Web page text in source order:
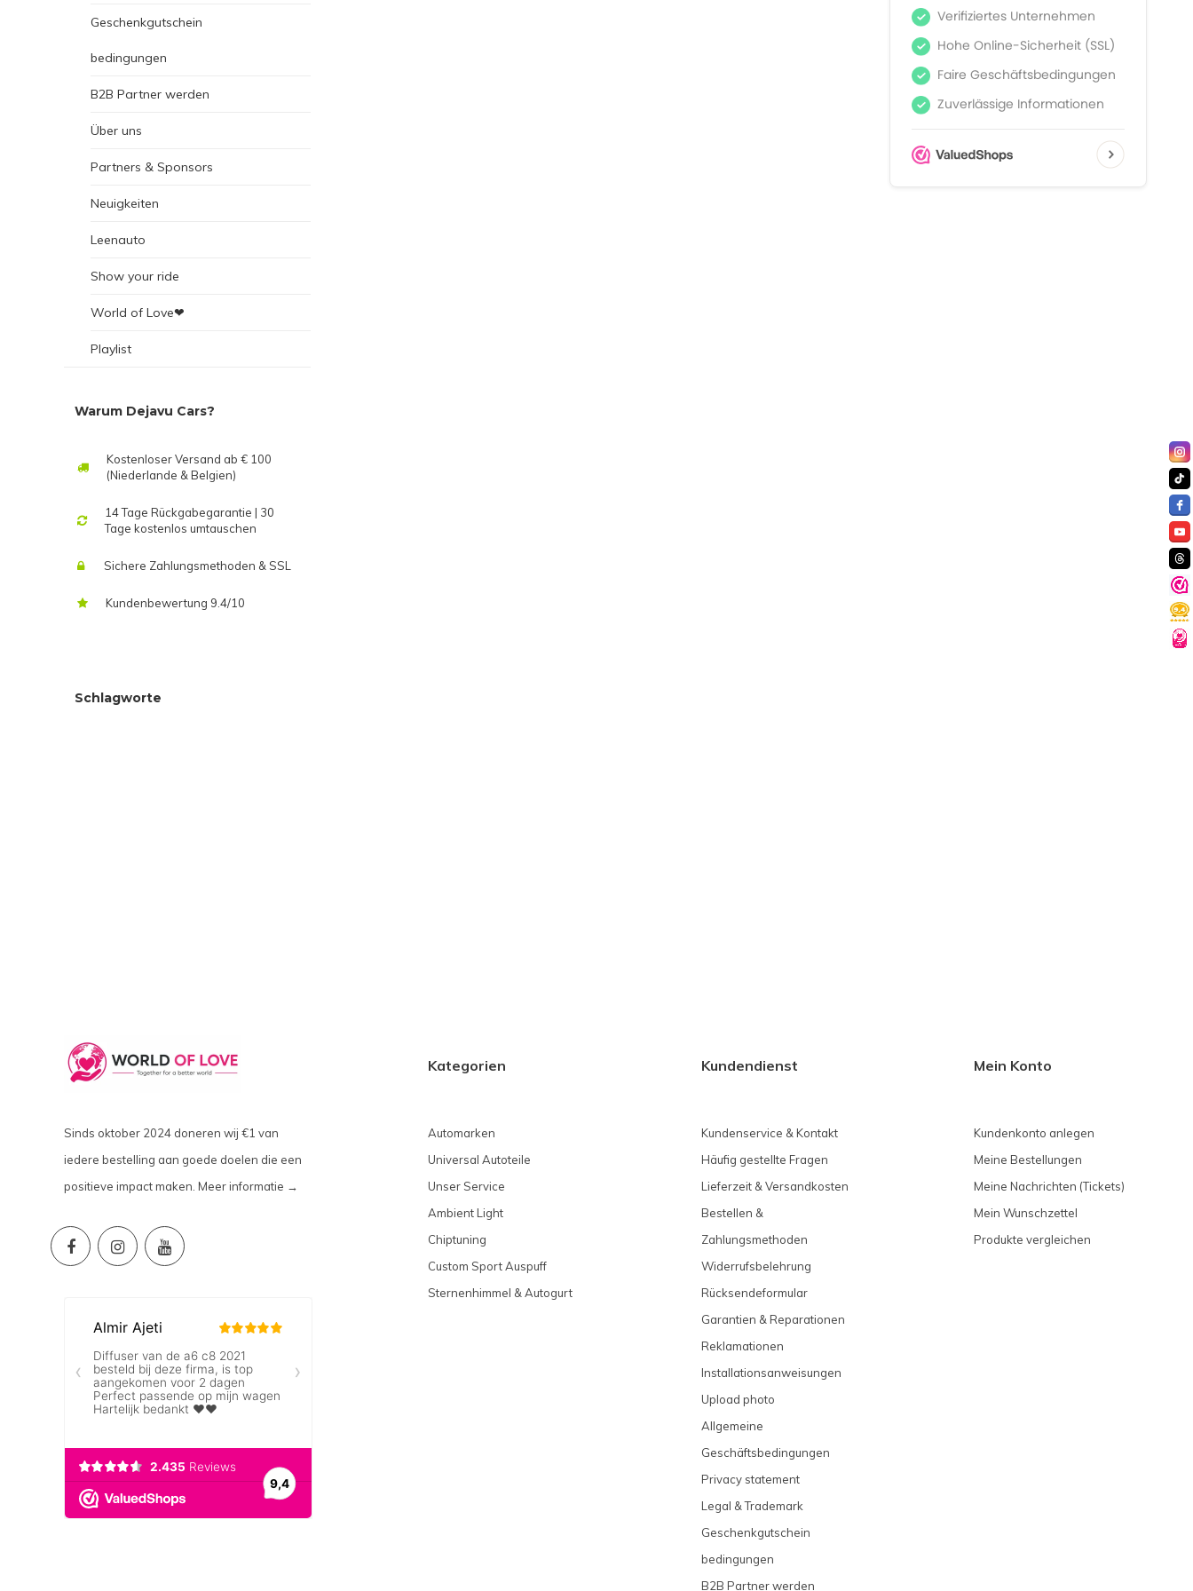
Geschenkgutschein
bedingungen
B2B Partner werden
Über uns
Partners & Sponsors
Neuigkeiten
Leenauto
Show your ride
World of Love❤
Playlist
Warum Dejavu Cars?
Kostenloser Versand ab € 100
(Niederlande & Belgien)
14 Tage Rückgabegarantie | 30
Tage kostenlos umtauschen
Sichere Zahlungsmethoden & SSL
Kundenbewertung 9.4/10
Schlagworte
Sinds oktober 2024 doneren wij €1 van
iedere bestelling aan goede doelen die een
positieve impact maken. Meer informatie →
Kategorien
Automarken
Universal Autoteile
Unser Service
Ambient Light
Chiptuning
Custom Sport Auspuff
Sternenhimmel & Autogurt
Kundendienst
Kundenservice & Kontakt
Häufig gestellte Fragen
Lieferzeit & Versandkosten
Bestellen &
Zahlungsmethoden
Widerrufsbelehrung
Rücksendeformular
Garantien & Reparationen
Reklamationen
Installationsanweisungen
Upload photo
Allgemeine
Geschäftsbedingungen
Privacy statement
Legal & Trademark
Geschenkgutschein
bedingungen
B2B Partner werden
Mein Konto
Kundenkonto anlegen
Meine Bestellungen
Meine Nachrichten (Tickets)
Mein Wunschzettel
Produkte vergleichen